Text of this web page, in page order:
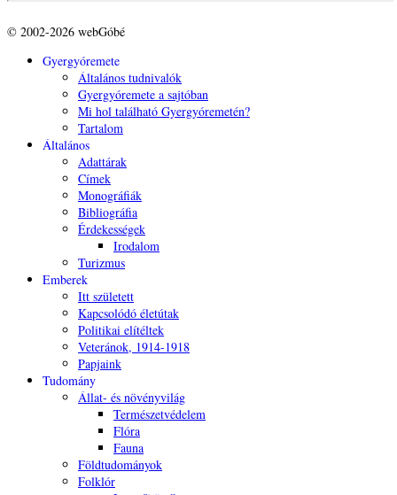
© 2002-2026 webGóbé
Gyergyóremete
Általános tudnivalók
Gyergyóremete a sajtóban
Mi hol található Gyergyóremetén?
Tartalom
Általános
Adattárak
Címek
Monográfiák
Bibliográfia
Érdekességek
Irodalom
Turizmus
Emberek
Itt született
Kapcsolódó életútak
Politikai elítéltek
Veteránok, 1914-1918
Papjaink
Tudomány
Állat- és növényvilág
Természetvédelem
Flóra
Fauna
Földtudományok
Folklór